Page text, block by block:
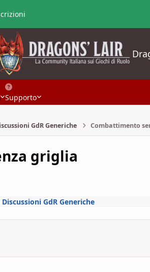
Supporto
GdR Generiche Combattimento
griglia
Discussioni GdR Generiche